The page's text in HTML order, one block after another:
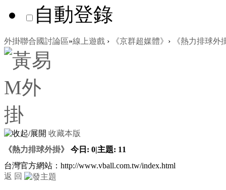
自動登錄
外掛聯合國討論區»線上遊戲 › 《京群超媒體》 › 《熱力排球外
收藏本版
《熱力排球外掛》
今日: 0|主題: 11
台灣官方網站：http://www.vball.com.tw/index.html
返 回